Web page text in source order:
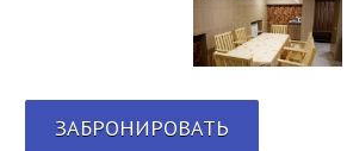
ЗАБРОНИРОВАТЬ